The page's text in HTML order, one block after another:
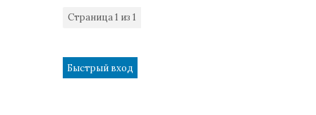
Страница1 из 1